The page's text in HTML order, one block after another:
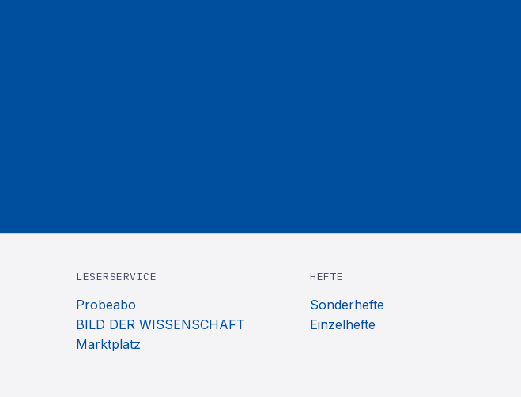
LESERSERVICE
Probeabo
BILD DER WISSENSCHAFT
Marktplatz
HEFTE
Sonderhefte
Einzelhefte